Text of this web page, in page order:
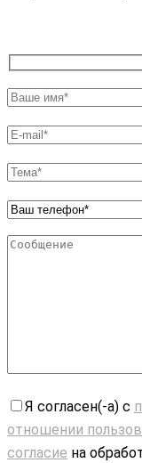
Я согласен(-а) с
отношении
согласие на